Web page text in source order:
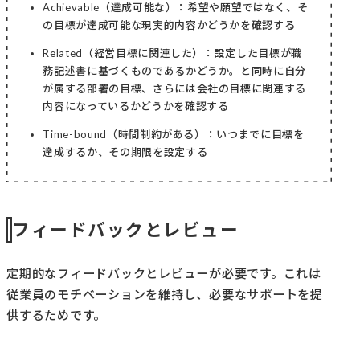
Achievable（達成可能な）：希望や願望ではなく、そ
の目標が達成可能な現実的内容かどうかを確認する
Related（経営目標に関連した）：設定した目標が職
務記述書に基づくものであるかどうか。と同時に自分
が属する部署の目標、さらには会社の目標に関連する
内容になっているかどうかを確認する
Time-bound（時間制約がある）：いつまでに目標を
達成するか、その期限を設定する
フィードバックとレビュー
定期的なフィードバックとレビューが必要です。これは
従業員のモチベーションを維持し、必要なサポートを提
供するためです。